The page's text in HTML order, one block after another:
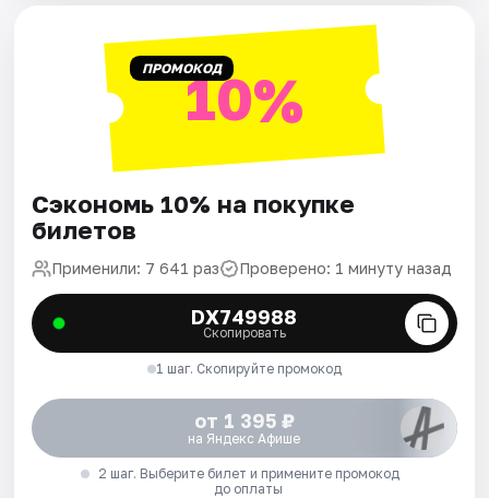
ПРОМОКОД10%
Сэкономь 10% на покупке
билетов
Применили: 7 641 раз Проверено: 1 минуту назад
DX749988
Скопировать
1 шаг. Скопируйте промокод
от 1 395 ₽
на Яндекс Афише
2 шаг. Выберите билет и примените промокод
до оплаты